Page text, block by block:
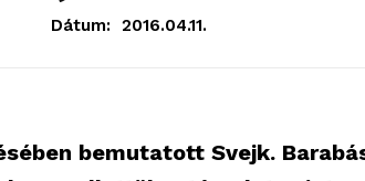
Dátum: 2016.04.11.
bemutatott Svejk.